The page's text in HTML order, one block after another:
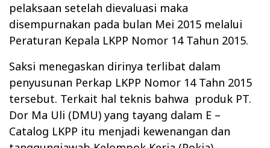
pelaksaan setelah dievaluasi maka
disempurnakan pada bulan Mei 2015 melalui
Peraturan Kepala LKPP Nomor 14 Tahun 2015.
Saksi menegaskan dirinya terlibat dalam
penyusunan Perkap LKPP Nomor 14 Tahn 2015
tersebut. Terkait hal teknis bahwa produk PT.
Dor Ma Uli (DMU) yang tayang dalam E –
Catalog LKPP itu menjadi kewenangan dan